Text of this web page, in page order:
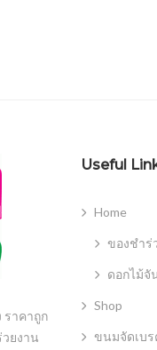
ราคาถูก
ยงาน
Useful
Home
ของชำร่
ดอกไม้จั
Shop
ขนมจัดเบร